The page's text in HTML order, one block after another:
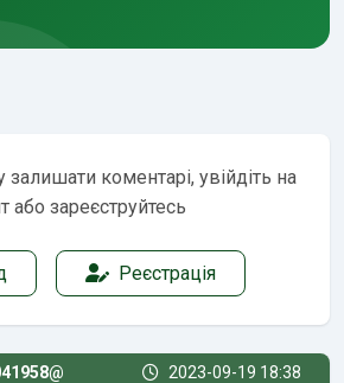
коментарі, увійдіть на
або зареєструйтесь
Реєстрація
2023-09-19 18:38